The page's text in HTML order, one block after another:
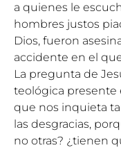
a quienes le
hombres justos
Dios, fueron
accidente en el
La pregunta de
teológica presente
que nos inquieta
las desgracias,
no otras? ¿tienen